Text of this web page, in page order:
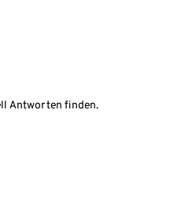
Antworten finden.